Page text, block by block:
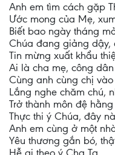
Anh em tìm cách gặp
Ước mong của Mẹ,
Biết bao ngày tháng
Chúa đang giảng dậy,
Tin mừng xuất khẩu
Ai là cha mẹ, công
Cùng anh cùng chị
Lắng nghe chăm chú,
Trở thành môn đệ
Thực thi ý Chúa, đây
Anh em cùng ở một
Yêu thương gắn bó,
Hễ ai theo ý Cha Ta,